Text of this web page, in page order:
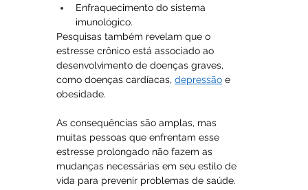
Enfraquecimento do sistema
imunológico.
Pesquisas também revelam que o
estresse crônico está associado ao
desenvolvimento de doenças graves,
como doenças cardíacas, depressão e
obesidade.
As consequências são amplas, mas
muitas pessoas que enfrentam esse
estresse prolongado não fazem as
mudanças necessárias em seu estilo de
vida para prevenir problemas de saúde.